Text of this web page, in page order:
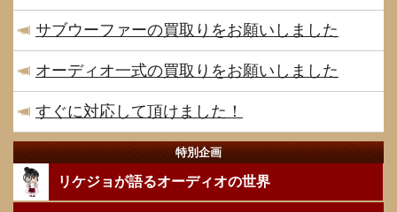
サブウーファーの買取りをお願いしました
オーディオ一式の買取りをお願いしました
すぐに対応して頂けました！
特別企画
リケジョが語るオーディオの世界